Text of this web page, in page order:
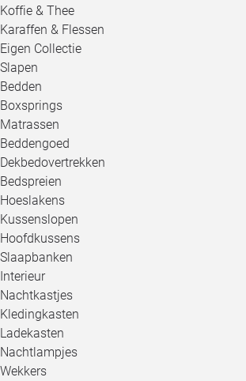
Koffie & Thee
Karaffen & Flessen
Eigen Collectie
Slapen
Bedden
Boxsprings
Matrassen
Beddengoed
Dekbedovertrekken
Bedspreien
Hoeslakens
Kussenslopen
Hoofdkussens
Slaapbanken
Interieur
Nachtkastjes
Kledingkasten
Ladekasten
Nachtlampjes
Wekkers